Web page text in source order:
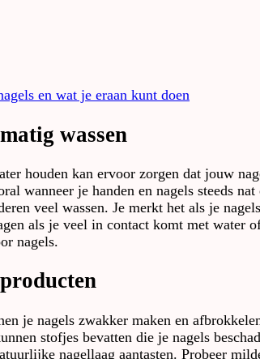
en wat je eraan kunt doen
wassen
houden kan ervoor zorgen dat jouw
wanneer je handen en nagels steeds
veel wassen. Je merkt het als je
als je veel in contact komt met water
nagels.
je nagels zwakker maken en
stofjes bevatten die je nagels
nagellaag aantasten. Probeer